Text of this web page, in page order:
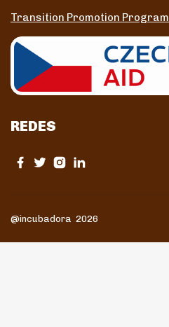
Transition Promotion Program
REDES
@incubadora 2026